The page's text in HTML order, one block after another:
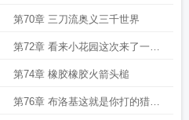
登岛
第70章 三刀流奥义三千世界
第72章 看来小花园这次来了一群
有意思的家伙
第74章 橡胶橡胶火箭头槌
第76章 布洛基这就是你打的猎物